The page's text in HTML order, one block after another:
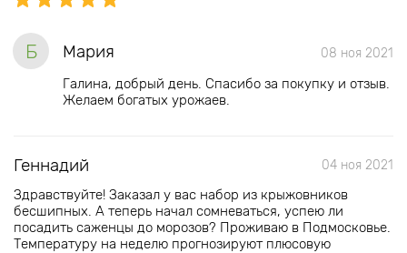
Б Мария 08 ноя 2021
Галина, добрый день. Спасибо за покупку и отзыв.
Желаем богатых урожаев.
Геннадий 04 ноя 2021
Здравствуйте! Заказал у вас набор из крыжовников
бесшипных. А теперь начал сомневаться, успею ли
посадить саженцы до морозов? Проживаю в Подмосковье.
Температуру на неделю прогнозируют плюсовую